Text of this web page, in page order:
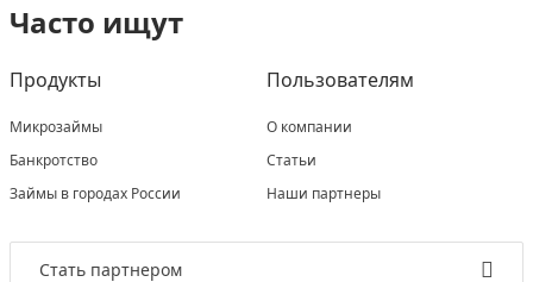
Часто ищут
Продукты
Микрозаймы
Банкротство
Займы в городах России
Пользователям
О компании
Статьи
Наши партнеры
Стать партнером